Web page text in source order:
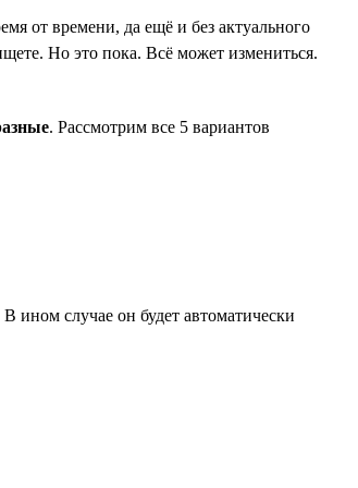
от времени, да ещё и без актуального
Но это пока. Всё может измениться.
. Рассмотрим все 5 вариантов
ином случае он будет автоматически